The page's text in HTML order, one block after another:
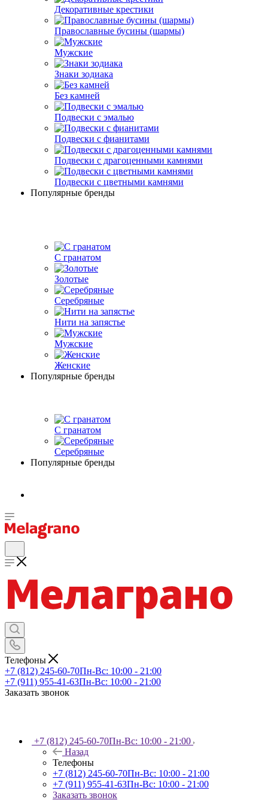
Декоративные крестики
Православные бусины (шармы)
Мужские
Знаки зодиака
Без камней
Подвески с эмалью
Подвески с фианитами
Подвески с драгоценными камнями
Подвески с цветными камнями
Популярные бренды
С гранатом
Золотые
Серебряные
Нити на запястье
Мужские
Женские
Популярные бренды
С гранатом
Серебряные
Популярные бренды
Телефоны
+7 (812) 245-60-70Пн-Вс: 10:00 - 21:00
+7 (911) 955-41-63Пн-Вс: 10:00 - 21:00
Заказать звонок
+7 (812) 245-60-70Пн-Вс: 10:00 - 21:00
Назад
Телефоны
+7 (812) 245-60-70Пн-Вс: 10:00 - 21:00
+7 (911) 955-41-63Пн-Вс: 10:00 - 21:00
Заказать звонок